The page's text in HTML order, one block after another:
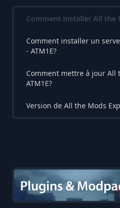
Comment installer All the
Comment installer un
- ATM1E?
Comment mettre à jour All
ATM1E?
Version de All the Mods